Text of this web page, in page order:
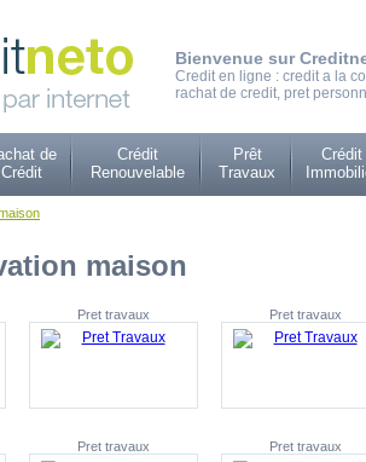
Bienvenue sur
Credit en ligne : credit a la
rachat de credit, pret
de
Crédit
Crédit
Renouvelable
Prêt
Travaux
Crédit
maison
Pret travaux Pret travaux
Pret travaux Pret travaux